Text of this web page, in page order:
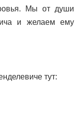
Мы от души
и желаем ему
тут: